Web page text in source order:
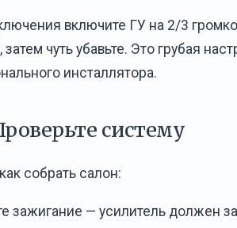
включите ГУ на 2/3
чуть убавьте. Это грубая
инсталлятора.
систему
собрать салон:
зажигание — усилитель должен